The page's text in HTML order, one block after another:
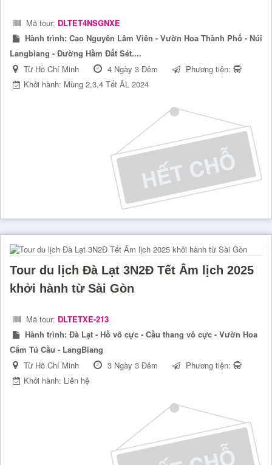
Mã tour: DLTET4NSGNXE
Hành trình: Cao Nguyên Lâm Viên - Vườn Hoa Thành Phố - Núi
Langbiang - Đường Hầm Đất Sét....
Từ Hồ Chí Minh
4 Ngày 3 Đêm
Phương tiện:
Khởi hành: Mùng 2,3,4 Tết ÂL 2024
Tour du lịch Đà Lạt 3N2Đ Tết Âm lịch 2025
khởi hành từ Sài Gòn
Mã tour: DLTETXE-213
Hành trình: Đà Lạt - Hồ vô cực - Cầu thang vô cực - Vườn Hoa
Cẩm Tú Cầu - LangBiang
Từ Hồ Chí Minh
3 Ngày 3 Đêm
Phương tiện:
Khởi hành: Liên hệ